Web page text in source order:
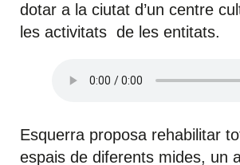
dotar a la ciutat d’un centre
les activitats de les entitats.
Esquerra proposa rehabilitar
espais de diferents mides, un